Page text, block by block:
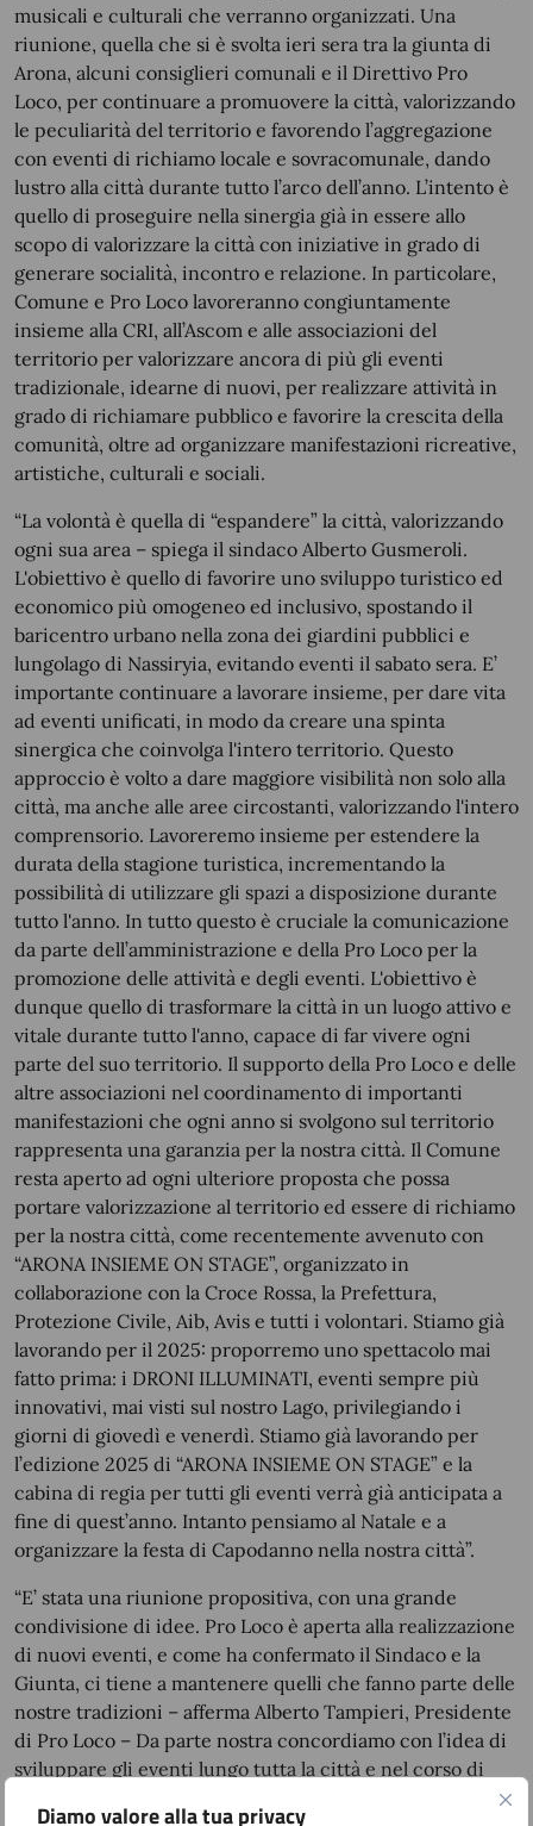
Diamo valore alla tua privacy
musicali e culturali che verranno organizzati. Una
riunione, quella che si è svolta ieri sera tra la giunta di
Arona, alcuni consiglieri comunali e il Direttivo Pro
Loco, per continuare a promuovere la città, valorizzando
le peculiarità del territorio e favorendo l’aggregazione
con eventi di richiamo locale e sovracomunale, dando
lustro alla città durante tutto l’arco dell’anno. L’intento è
quello di proseguire nella sinergia già in essere allo
scopo di valorizzare la città con iniziative in grado di
generare socialità, incontro e relazione. In particolare,
Comune e Pro Loco lavoreranno congiuntamente
insieme alla CRI, all’Ascom e alle associazioni del
territorio per valorizzare ancora di più gli eventi
tradizionale, idearne di nuovi, per realizzare attività in
grado di richiamare pubblico e favorire la crescita della
comunità, oltre ad organizzare manifestazioni ricreative,
artistiche, culturali e sociali.
“La volontà è quella di “espandere” la città, valorizzando
ogni sua area – spiega il sindaco Alberto Gusmeroli.
L'obiettivo è quello di favorire uno sviluppo turistico ed
economico più omogeneo ed inclusivo, spostando il
baricentro urbano nella zona dei giardini pubblici e
lungolago di Nassiryia, evitando eventi il sabato sera. E’
importante continuare a lavorare insieme, per dare vita
ad eventi unificati, in modo da creare una spinta
sinergica che coinvolga l'intero territorio. Questo
approccio è volto a dare maggiore visibilità non solo alla
città, ma anche alle aree circostanti, valorizzando l'intero
comprensorio. Lavoreremo insieme per estendere la
durata della stagione turistica, incrementando la
possibilità di utilizzare gli spazi a disposizione durante
tutto l'anno. In tutto questo è cruciale la comunicazione
da parte dell’amministrazione e della Pro Loco per la
promozione delle attività e degli eventi. L'obiettivo è
dunque quello di trasformare la città in un luogo attivo e
vitale durante tutto l'anno, capace di far vivere ogni
parte del suo territorio. Il supporto della Pro Loco e delle
altre associazioni nel coordinamento di importanti
manifestazioni che ogni anno si svolgono sul territorio
rappresenta una garanzia per la nostra città. Il Comune
resta aperto ad ogni ulteriore proposta che possa
portare valorizzazione al territorio ed essere di richiamo
per la nostra città, come recentemente avvenuto con
“ARONA INSIEME ON STAGE”, organizzato in
collaborazione con la Croce Rossa, la Prefettura,
Protezione Civile, Aib, Avis e tutti i volontari. Stiamo già
lavorando per il 2025: proporremo uno spettacolo mai
fatto prima: i DRONI ILLUMINATI, eventi sempre più
innovativi, mai visti sul nostro Lago, privilegiando i
giorni di giovedì e venerdì. Stiamo già lavorando per
l’edizione 2025 di “ARONA INSIEME ON STAGE” e la
cabina di regia per tutti gli eventi verrà già anticipata a
fine di quest’anno. Intanto pensiamo al Natale e a
organizzare la festa di Capodanno nella nostra città”.
“E’ stata una riunione propositiva, con una grande
condivisione di idee. Pro Loco è aperta alla realizzazione
di nuovi eventi, e come ha confermato il Sindaco e la
Giunta, ci tiene a mantenere quelli che fanno parte delle
nostre tradizioni – afferma Alberto Tampieri, Presidente
di Pro Loco – Da parte nostra concordiamo con l’idea di
sviluppare gli eventi lungo tutta la città e nel corso di